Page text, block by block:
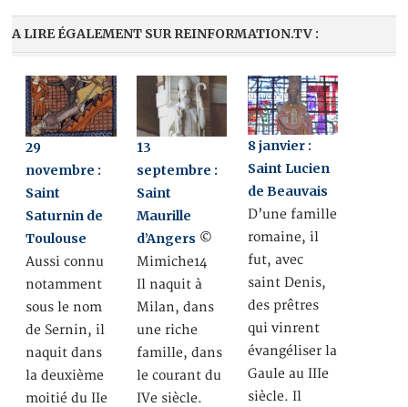
A LIRE ÉGALEMENT SUR REINFORMATION.TV :
29
novembre :
Saint
Saturnin de
Toulouse
Aussi connu
notamment
sous le nom
de Sernin, il
naquit dans
la deuxième
moitié du IIe
13
septembre :
Saint
Maurille
d’Angers ©
Mimiche14
Il naquit à
Milan, dans
une riche
famille, dans
le courant du
IVe siècle.
8 janvier :
Saint Lucien
de Beauvais
D’une famille
romaine, il
fut, avec
saint Denis,
des prêtres
qui vinrent
évangéliser la
Gaule au IIIe
siècle. Il